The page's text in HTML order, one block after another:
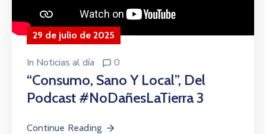
29 de julio de 2025
In Noticias al día 0
“Consumo, Sano Y Local”, Del
Podcast #NoDañesLaTierra 3
Continue Reading